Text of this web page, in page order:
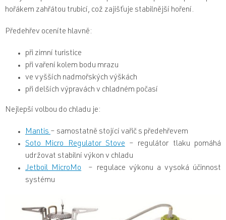
hořákem zahřátou trubicí, což zajišťuje stabilnější hoření.
Předehřev oceníte hlavně:
při zimní turistice
při vaření kolem bodu mrazu
ve vyšších nadmořských výškách
při delších výpravách v chladném počasí
Nejlepší volbou do chladu je:
Mantis – samostatně stojící vařič s předehřevem
Soto Micro Regulator Stove – regulátor tlaku pomáhá
udržovat stabilní výkon v chladu
Jetboil MicroMo – regulace výkonu a vysoká účinnost
systému